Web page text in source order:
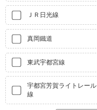
ＪＲ日光線
真岡鐵道
東武宇都宮線
宇都宮芳賀ライトレール
線